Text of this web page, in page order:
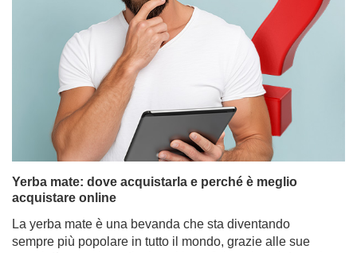
La yerba mate è una bevanda in grado di catturare quasi
completamente i sensi... ma solo se si trova l'aroma
giusto. E la scelta non manca! Dal classico e intenso tè
mate del Paraguay, alle varietà brasiliane delicate e
leggermente dolci, fino alle miscele di erbe e frutta dai
sapori sorprendenti. Ma come fare a capire tutto questo
quando si è appena iniziato il viaggio nel mate? La
soluzione è semplice: campioni di yerba mate in pratiche
bustine da 50 g. Perfetti per assaggiare, esplorare i
diversi tipi di yerba mate e scoprire rapidamente la
propria variante preferita.
Per saperne di più